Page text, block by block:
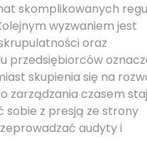
skomplikowanych
wyzwaniem jest
oraz
przedsiębiorców
skupienia się na
zarządzania czasem
sobie z presją ze strony
audyty i